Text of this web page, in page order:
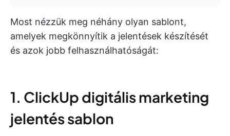
Most nézzük meg néhány olyan sablont,
amelyek megkönnyítik a jelentések készítését
és azok jobb felhasználhatóságát:
1. ClickUp digitális marketing
jelentés sablon